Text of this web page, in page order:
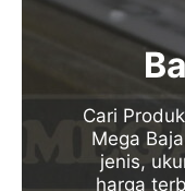
Cari
Mega
jenis,
harga